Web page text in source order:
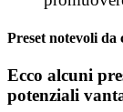
Preset notevoli da
Ecco alcuni
potenziali